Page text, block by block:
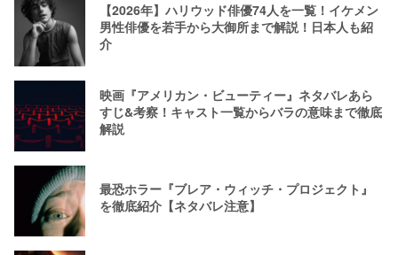
【2026年】ハリウッド俳優74人を一覧！イケメン
男性俳優を若手から大御所まで解説！日本人も紹
介
映画『アメリカン・ビューティー』ネタバレあら
すじ&考察！キャスト一覧からバラの意味まで徹底
解説
最恐ホラー『ブレア・ウィッチ・プロジェクト』
を徹底紹介【ネタバレ注意】